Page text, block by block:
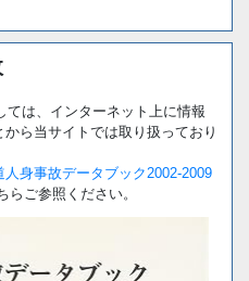
ては、インターネット上に情報
ら当サイトでは取り扱っており
人身事故データブック2002-2009
ご参照ください。